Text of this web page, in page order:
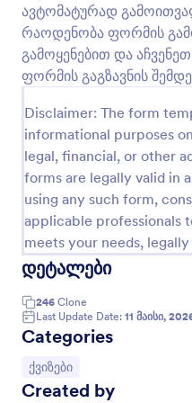
ავტომატურად
რაოდენობა ფორმის
გამოყენებით და
ფორმის გაგზავნის
Disclaimer: The form
informational purposes
legal, financial, or other
forms are legally valid in
using any such form,
applicable professionals
meets your needs,
დეტალები
246 Clone
Last Update Date: 11 მაისი,
Categories
Go to Category:
ქვიზები
Created by
ყველა მონაცემი
Jotform ანგარიშში.
თითოეული მოსწავლის
PDF დოკუმენტის სახით
მნიშვნელობა თუ
გამოყენებით თქვენ
განაახლოთ და
ქვიზის შაბლონი
მოთხოვნებს.
შესავსები ცხრილები,
მოარგეთ ფერთა სქემა
ხელმისაწვდომი
თქვენ შეგიძლიათ
შედეგები თქვენს სხვა
როგორიცაა Google
მრავალი სხვა.
ძალისხმევა ჩვენი
ქვიზის შაბლონის